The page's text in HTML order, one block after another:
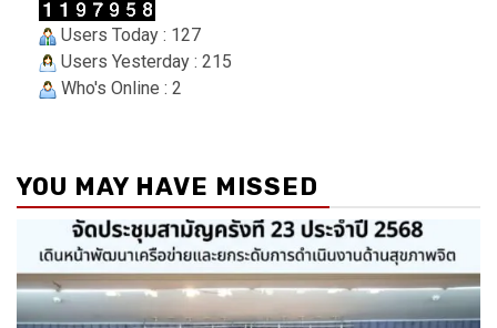
Users Today : 127
Users Yesterday : 215
Who's Online : 2
YOU MAY HAVE MISSED